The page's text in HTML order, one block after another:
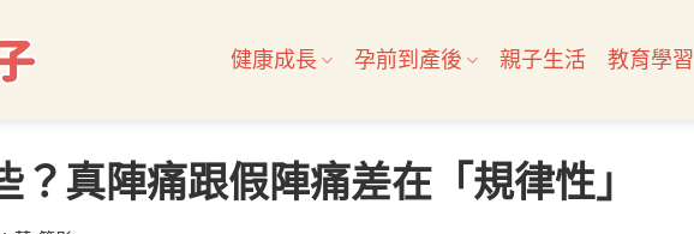
健康成長 孕前到產後 親子生活 教育學習
？真陣痛跟假陣痛差在「規律性」